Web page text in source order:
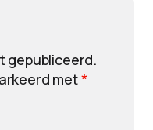
gepubliceerd.
met*